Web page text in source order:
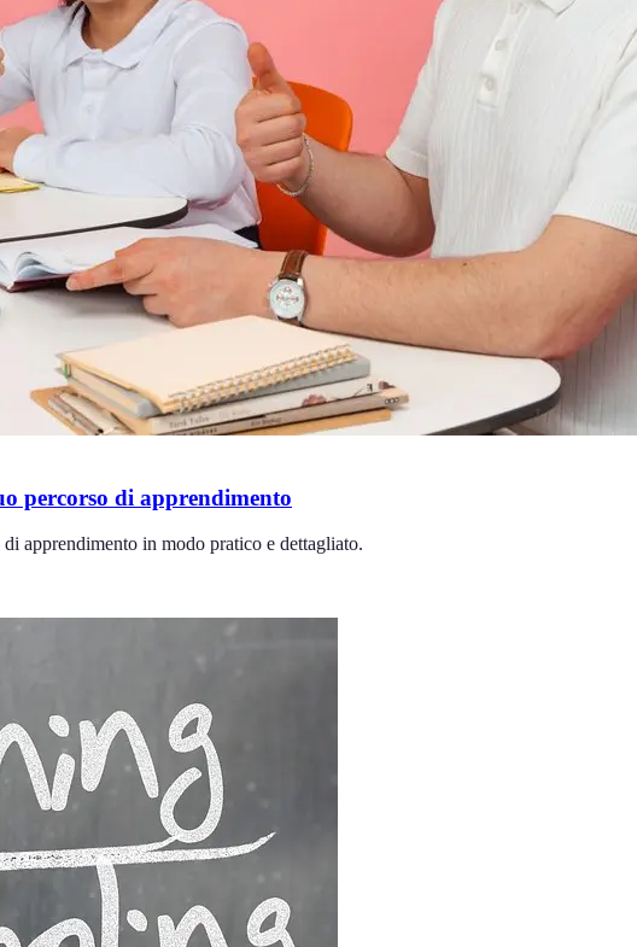
percorso di apprendimento
apprendimento in modo pratico e dettagliato.